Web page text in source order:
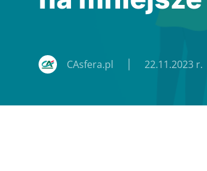
CAsfera.pl 22.11.2023 r.